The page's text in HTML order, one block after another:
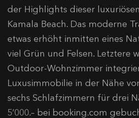
der Highlights dieser
Kamala Beach. Das moderne
etwas erhöht inmitten eines
viel Grün und Felsen. Letztere
Outdoor-Wohnzimmer
Luxusimmobilie in der Nähe
sechs Schlafzimmern für drei
5’000.– bei booking.com